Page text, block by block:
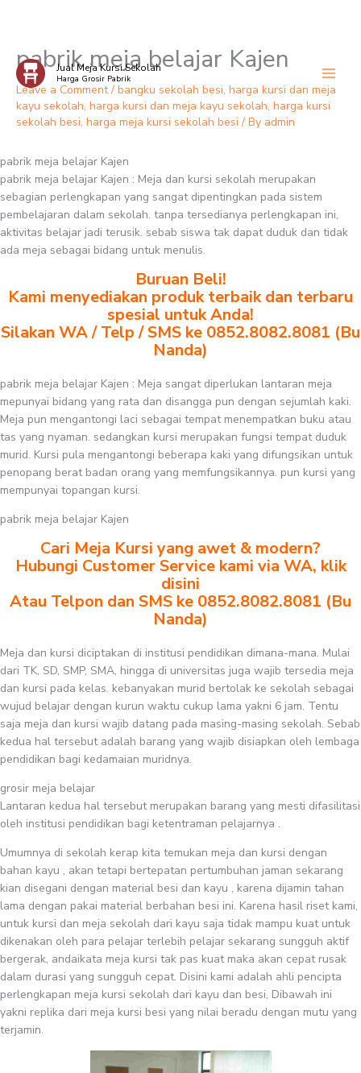
Skip
content
Jual Meja Kursi Sekolah
Harga Grosir Pabrik
pabrik meja belajar Kajen
Leave a Comment / bangku sekolah besi, harga kursi dan meja
kayu sekolah, harga kursi dan meja kayu sekolah, harga kursi
sekolah besi, harga meja kursi sekolah besi / By admin
pabrik meja belajar Kajen
pabrik meja belajar Kajen : Meja dan kursi sekolah merupakan
sebagian perlengkapan yang sangat dipentingkan pada sistem
pembelajaran dalam sekolah. tanpa tersedianya perlengkapan ini,
aktivitas belajar jadi terusik. sebab siswa tak dapat duduk dan tidak
ada meja sebagai bidang untuk menulis.
Buruan Beli!
Kami menyediakan produk terbaik dan terbaru
spesial untuk Anda!
Silakan WA / Telp / SMS ke 0852.8082.8081 (Bu
Nanda)
pabrik meja belajar Kajen : Meja sangat diperlukan lantaran meja
mepunyai bidang yang rata dan disangga pun dengan sejumlah kaki.
Meja pun mengantongi laci sebagai tempat menempatkan buku atau
tas yang nyaman. sedangkan kursi merupakan fungsi tempat duduk
murid. Kursi pula mengantongi beberapa kaki yang difungsikan untuk
penopang berat badan orang yang memfungsikannya. pun kursi yang
mempunyai topangan kursi.
pabrik meja belajar Kajen
Cari Meja Kursi yang awet & modern?
Hubungi Customer Service kami via WA, klik
disini
Atau Telpon dan SMS ke 0852.8082.8081 (Bu
Nanda)
Meja dan kursi diciptakan di institusi pendidikan dimana-mana. Mulai
dari TK, SD, SMP, SMA, hingga di universitas juga wajib tersedia meja
dan kursi pada kelas. kebanyakan murid bertolak ke sekolah sebagai
wujud belajar dengan kurun waktu cukup lama yakni 6 jam. Tentu
saja meja dan kursi wajib datang pada masing-masing sekolah. Sebab
kedua hal tersebut adalah barang yang wajib disiapkan oleh lembaga
pendidikan bagi kedamaian muridnya.
grosir meja belajar
Lantaran kedua hal tersebut merupakan barang yang mesti difasilitasi
oleh institusi pendidikan bagi ketentraman pelajarnya .
Umumnya di sekolah kerap kita temukan meja dan kursi dengan
bahan kayu , akan tetapi bertepatan pertumbuhan jaman sekarang
kian disegani dengan material besi dan kayu , karena dijamin tahan
lama dengan pakai material berbahan besi ini. Karena hasil riset kami,
untuk kursi dan meja sekolah dari kayu saja tidak mampu kuat untuk
dikenakan oleh para pelajar terlebih pelajar sekarang sungguh aktif
bergerak, andaikata meja kursi tak pas kuat maka akan cepat rusak
dalam durasi yang sungguh cepat. Disini kami adalah ahli pencipta
perlengkapan meja kursi sekolah dari kayu dan besi, Dibawah ini
yakni replika dari meja kursi besi yang nilai beradu dengan mutu yang
terjamin.